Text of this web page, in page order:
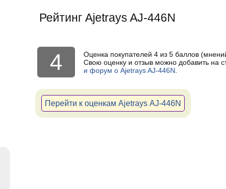
Рейтинг Ajetrays AJ-446N
4 Оценка покупателей 4из 5 баллов
Свою оценку и отзыв можно добавить на
и форум о Ajetrays AJ-446N.
Перейти к оценкам Ajetrays AJ-446N